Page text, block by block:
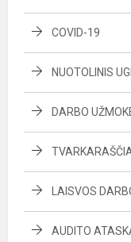
COVID-19
NUOTOLINIS
DARBO
LAISVOS
AUDITO